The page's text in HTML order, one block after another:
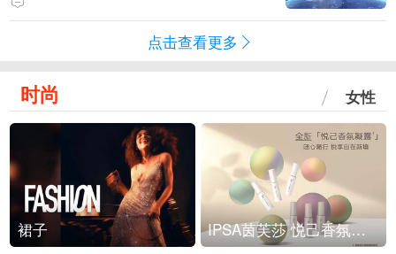
点击查看更多
时尚 女性
裙子 IPSA茵芙莎 悦己香氛凝露上市